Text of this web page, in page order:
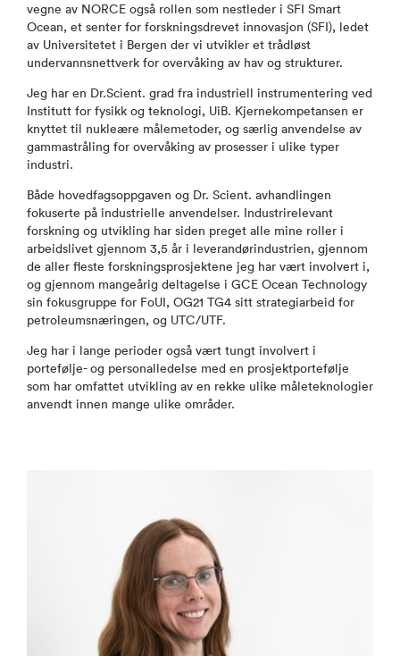
vegne av NORCE også rollen som nestleder i SFI Smart
Ocean, et senter for forskningsdrevet innovasjon (SFI), ledet
av Universitetet i Bergen der vi utvikler et trådløst
undervannsnettverk for overvåking av hav og strukturer.
Jeg har en Dr.Scient. grad fra industriell instrumentering ved
Institutt for fysikk og teknologi, UiB. Kjernekompetansen er
knyttet til nukleære målemetoder, og særlig anvendelse av
gammastråling for overvåking av prosesser i ulike typer
industri.
Både hovedfagsoppgaven og Dr. Scient. avhandlingen
fokuserte på industrielle anvendelser. Industrirelevant
forskning og utvikling har siden preget alle mine roller i
arbeidslivet gjennom 3,5 år i leverandørindustrien, gjennom
de aller fleste forskningsprosjektene jeg har vært involvert i,
og gjennom mangeårig deltagelse i GCE Ocean Technology
sin fokusgruppe for FoUI, OG21 TG4 sitt strategiarbeid for
petroleumsnæringen, og UTC/UTF.
Jeg har i lange perioder også vært tungt involvert i
portefølje- og personalledelse med en prosjektportefølje
som har omfattet utvikling av en rekke ulike måleteknologier
anvendt innen mange ulike områder.